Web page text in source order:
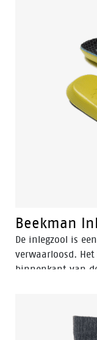
Beekman
De inlegzool is
verwaarloosd.
binnenkant van
door schokken
de levensduur van